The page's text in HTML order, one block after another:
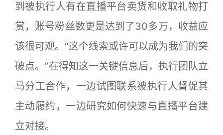
到被执行人有在直播平台卖货和收取礼物打
赏，账号粉丝数更是达到了30多万，收益应
该很可观。“这个线索或许可以成为我们的突
破点。”在得知这一关键信息后，执行团队立
马分工合作，一边试图联系被执行人督促其
主动履约，一边研究如何快速与直播平台建
立对接。